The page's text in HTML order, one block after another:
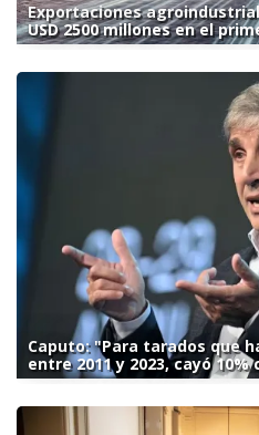
Exportaciones
USD 2500 millones en el
Caputo: "Para tarados que
entre 2011 y 2023, cayó